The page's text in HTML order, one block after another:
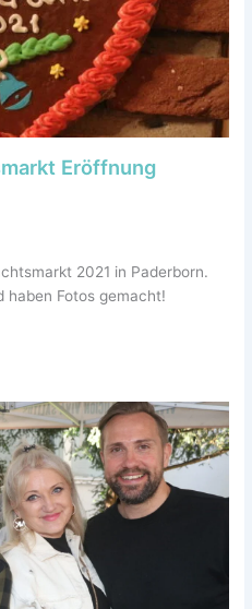
Eröffnung
2021 in Paderborn.
haben Fotos gemacht!